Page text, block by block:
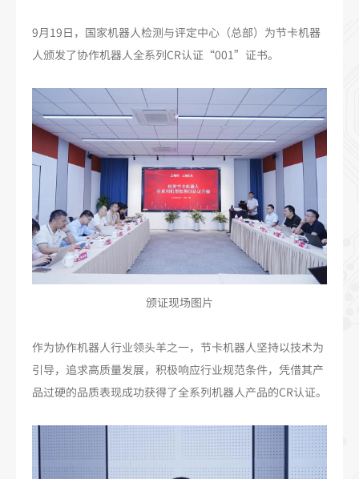
9月19日，国家机器人检测与评定中心（总部）为节卡机器
人颁发了协作机器人全系列CR认证“001”证书。
颁证现场图片
作为协作机器人行业领头羊之一，节卡机器人坚持以技术为
引导，追求高质量发展，积极响应行业规范条件，凭借其产
品过硬的品质表现成功获得了全系列机器人产品的CR认证。